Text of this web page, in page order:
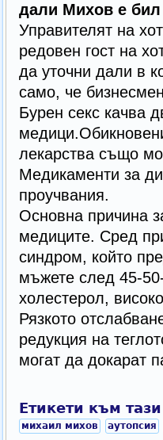
дали Михов е бил
Управителят на
редовен гост на
да уточни дали в
само, че
Бурен секс качва
лекарства също
Медикаменти за
проучвания.
Основна причина
медиците. Сред
синдром, който
мъжете след 45-
холестерол,
Рязкото
редукция на
могат да докарат
Етикети към
михаил михов аутопсия